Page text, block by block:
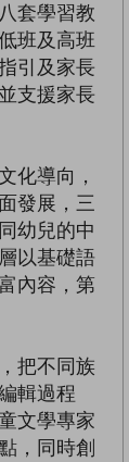
套學習教
班及高班
引及家長
支援家長
化導向，
發展，三
幼兒的中
以基礎語
內容，第
把不同族
輯過程
文學專家
，同時創